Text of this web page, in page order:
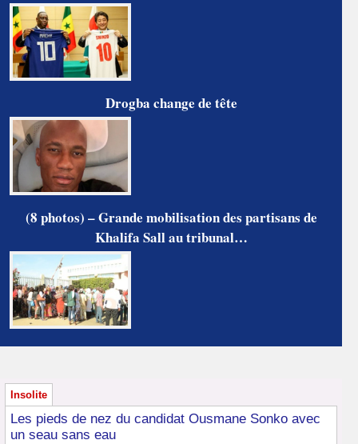
Drogba change de tête
(8 photos) – Grande mobilisation des partisans de
Khalifa Sall au tribunal…
Insolite
Les pieds de nez du candidat Ousmane Sonko avec
un seau sans eau